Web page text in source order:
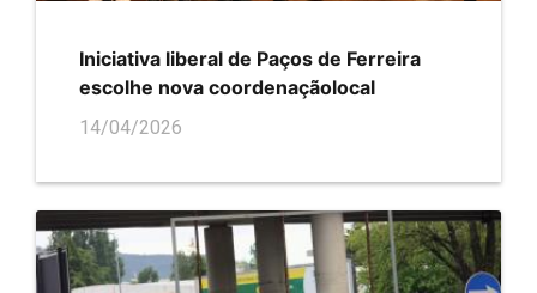
Iniciativa liberal de Paços de Ferreira
escolhe nova coordenaçãolocal
14/04/2026